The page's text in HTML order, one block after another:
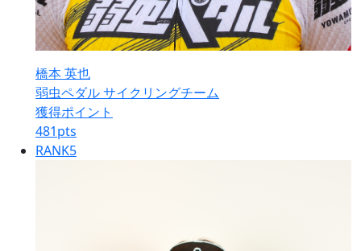
橋本 英也
弱虫ペダル サイクリングチーム
獲得ポイント
481pts
RANK5